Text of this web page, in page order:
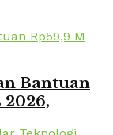
Bantuan
2026,